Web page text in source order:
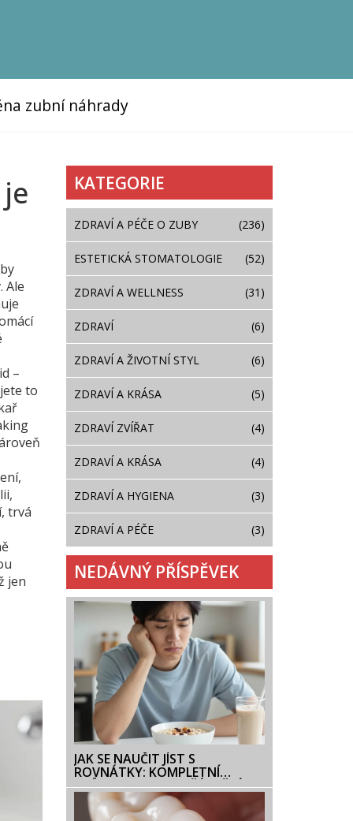
zubní náhrady
. Ale
–
to
trvá
jen
KATEGORIE
ZDRAVÍ A PÉČE O ZUBY (236)
ESTETICKÁ STOMATOLOGIE (52)
ZDRAVÍ A WELLNESS (31)
ZDRAVÍ (6)
ZDRAVÍ A ŽIVOTNÍ STYL (6)
ZDRAVÍ A KRÁSA (5)
ZDRAVÍ ZVÍŘAT (4)
ZDRAVÍ A KRÁSA (4)
ZDRAVÍ A HYGIENA (3)
ZDRAVÍ A PÉČE (3)
NEDÁVNÝ PŘÍSPĚVEK
JAK SE NAUČIT JÍST S
ROVNÁTKY: KOMPLETNÍ
PRŮVODCE PRO ZAČÁTEČNÍKY